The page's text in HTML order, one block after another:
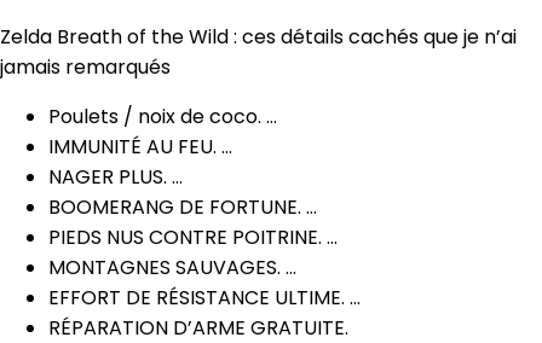
Zelda Breath of the Wild : ces détails cachés que je n’ai
jamais remarqués
Poulets / noix de coco. …
IMMUNITÉ AU FEU. …
NAGER PLUS. …
BOOMERANG DE FORTUNE. …
PIEDS NUS CONTRE POITRINE. …
MONTAGNES SAUVAGES. …
EFFORT DE RÉSISTANCE ULTIME. …
RÉPARATION D’ARME GRATUITE.